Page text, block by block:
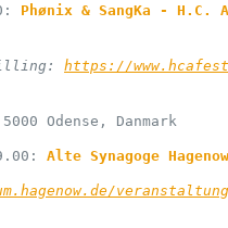
: Phønix & SangKa - H.C.
https://
Odense, Danmark
: Alte Synagoge